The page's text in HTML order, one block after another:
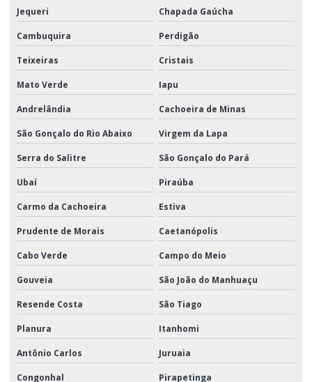
Jequeri Chapada Gaúcha
Cambuquira Perdigão
Teixeiras Cristais
Mato Verde Iapu
Andrelândia Cachoeira de Minas
São Gonçalo do Rio Abaixo Virgem da Lapa
Serra do Salitre São Gonçalo do Pará
Ubaí Piraúba
Carmo da Cachoeira Estiva
Prudente de Morais Caetanópolis
Cabo Verde Campo do Meio
Gouveia São João do Manhuaçu
Resende Costa São Tiago
Planura Itanhomi
Antônio Carlos Juruaia
Congonhal Pirapetinga